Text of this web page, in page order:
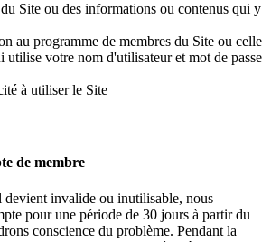
Site ou des informations ou contenus qui y
au programme de membres du Site ou celle
utilise votre nom d'utilisateur et mot de passe
à utiliser le Site
de membre
devient invalide ou inutilisable, nous
pour une période de 30 jours à partir du
conscience du problème. Pendant la